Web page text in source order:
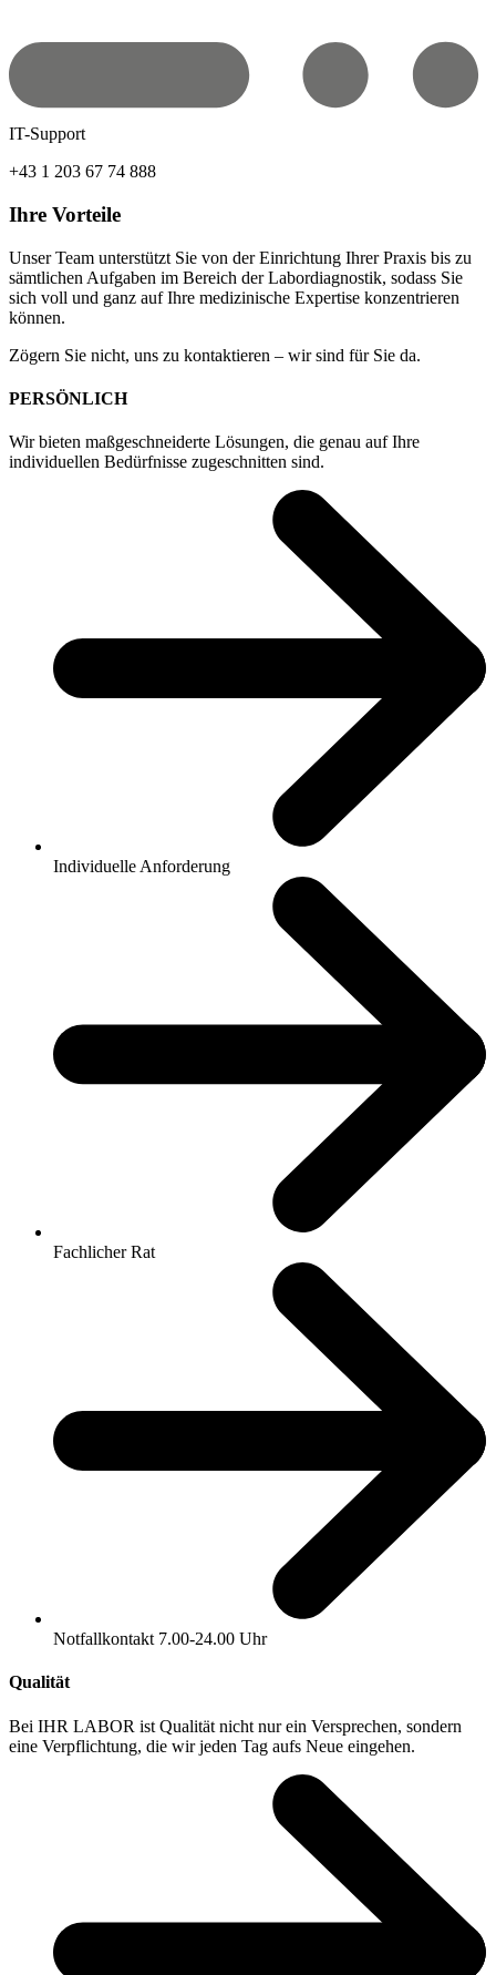
IT-Support
+43 1 203 67 74 888
Ihre Vorteile
Unser Team unterstützt Sie von der Einrichtung Ihrer Praxis bis zu
sämtlichen Aufgaben im Bereich der Labordiagnostik, sodass Sie
sich voll und ganz auf Ihre medizinische Expertise konzentrieren
können.
Zögern Sie nicht, uns zu kontaktieren – wir sind für Sie da.
PERSÖNLICH
Wir bieten maßgeschneiderte Lösungen, die genau auf Ihre
individuellen Bedürfnisse zugeschnitten sind.
Individuelle Anforderung
Fachlicher Rat
Notfallkontakt 7.00-24.00 Uhr
Qualität
Bei IHR LABOR ist Qualität nicht nur ein Versprechen, sondern
eine Verpflichtung, die wirjeden Tag aufs Neue eingehen.